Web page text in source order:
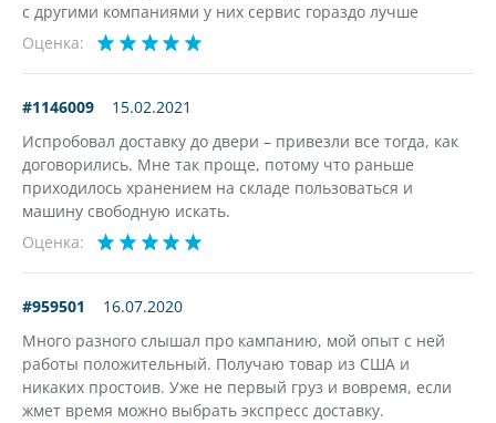
с другими компаниями у них сервис гораздо лучше
Оценка:
#1146009
15.02.2021
Испробовал доставку до двери – привезли все тогда, как
договорились. Мне так проще, потому что раньше
приходилось хранением на складе пользоваться и
машину свободную искать.
Оценка:
#959501
16.07.2020
Много разного слышал про кампанию, мой опыт с ней
работы положительный. Получаю товар из США и
никаких простоив. Уже не первый груз и вовремя, если
жмет время можно выбрать экспресс доставку.